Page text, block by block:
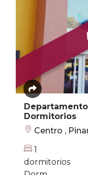
Dormitorios
Centro ,
1
dormitorios